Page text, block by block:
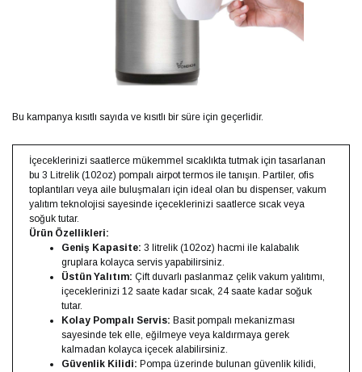
Bu kampanya kısıtlı sayıda ve kısıtlı bir süre için geçerlidir.
İçeceklerinizi saatlerce mükemmel sıcaklıkta tutmak için tasarlanan
bu 3 Litrelik (102oz) pompalı airpot termos ile tanışın. Partiler, ofis
toplantıları veya aile buluşmaları için ideal olan bu dispenser, vakum
yalıtım teknolojisi sayesinde içeceklerinizi saatlerce sıcak veya
soğuk tutar.
Ürün Özellikleri:
Geniş Kapasite: 3 litrelik (102oz) hacmi ile kalabalık
gruplara kolayca servis yapabilirsiniz.
Üstün Yalıtım: Çift duvarlı paslanmaz çelik vakum yalıtımı,
içeceklerinizi 12 saate kadar sıcak, 24 saate kadar soğuk
tutar.
Kolay Pompalı Servis: Basit pompalı mekanizması
sayesinde tek elle, eğilmeye veya kaldırmaya gerek
kalmadan kolayca içecek alabilirsiniz.
Güvenlik Kilidi: Pompa üzerinde bulunan güvenlik kilidi,